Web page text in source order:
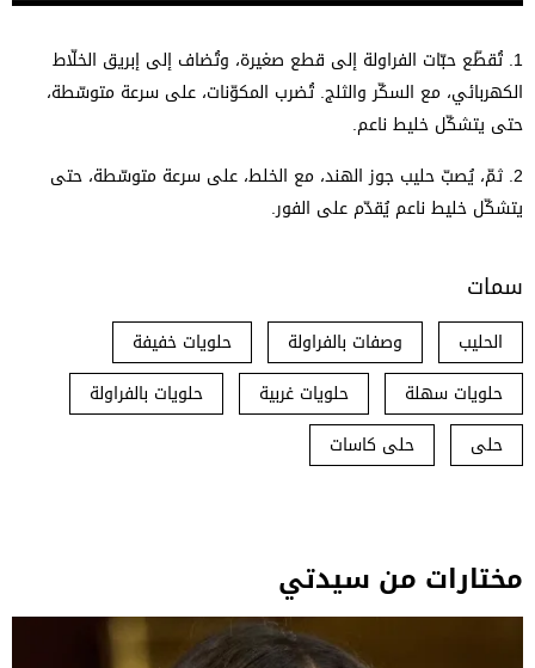
1. تُقطّع حبّات الفراولة إلى قطع صغيرة، وتُضاف إلى إبريق الخلّاط
الكهربائي، مع السكّر والثلج. تُضرب المكوّنات، على سرعة متوسّطة،
حتى يتشكّل خليط ناعم.
2. ثمّ، يُصبّ حليب جوز الهند، مع الخلط، على سرعة متوسّطة، حتى
يتشكّل خليط ناعم يُقدّم على الفور.
سمات
الحليب وصفات بالفراولة
حلويات خفيفة
حلويات سهلة
حلويات غربية
حلويات بالفراولة
حلى
حلى كاسات
مختارات من سيدتي